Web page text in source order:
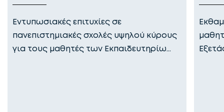
Εντυπωσιακές επιτυχίες σε
πανεπιστημιακές σχολές υψηλού κύρους
για τους μαθητές των Εκπαιδευτηρίω…